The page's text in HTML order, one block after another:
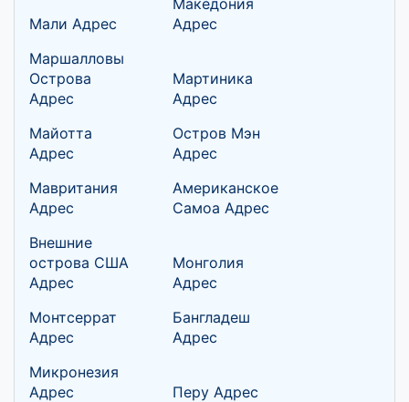
Мали Адрес
Адрес
Маршалловы
Острова
Адрес
Мартиника
Адрес
Майотта
Адрес
Остров Мэн
Адрес
Мавритания
Адрес
Американское
Самоа Адрес
Внешние
острова США
Адрес
Монголия
Адрес
Монтсеррат
Адрес
Бангладеш
Адрес
Микронезия
Адрес
Перу Адрес